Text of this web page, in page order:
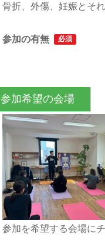
骨折、外傷、妊娠とそ
参加の有無 必須
参加希望の会場
参加を希望する会場に